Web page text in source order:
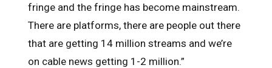
fringe and the fringe has become mainstream.
There are platforms, there are people out there
that are getting 14 million streams and we’re
on cable news getting 1-2 million.”